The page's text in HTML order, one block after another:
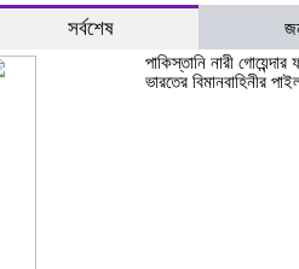
সর্বশেষ
পাকিস্তানি নারী গোয়েন্দার
ভারতের বিমানবাহিনীর